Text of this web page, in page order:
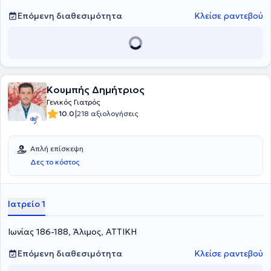
Επόμενη διαθεσιμότητα Κλείσε ραντεβού
Κουμπής Δημήτριος
Γενικός Γιατρός
10.0|218 αξιολογήσεις
Απλή επίσκεψη
Δες το κόστος
Ιατρείο 1
Ιωνίας 186-188, Άλιμος, ΑΤΤΙΚΗ
Επόμενη διαθεσιμότητα
Κλείσε ραντεβού